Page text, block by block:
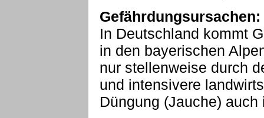
Gefährdungsursachen:
In Deutschland kommt
in den bayerischen
nur stellenweise durch
und intensivere
Düngung (Jauche)